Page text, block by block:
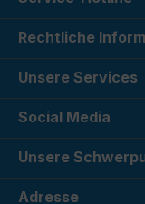
Rechtliche
Unsere Services
Social Media
Unsere
Adresse